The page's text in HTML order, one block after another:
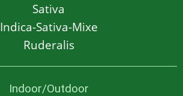
Sativa
Indica-Sativa-Mixe
Ruderalis
Indoor/Outdoor